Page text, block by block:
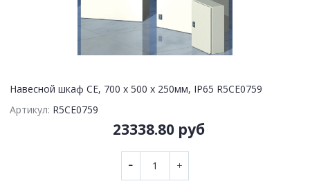
Навесной шкаф CE, 700 x 500 x 250мм, IP65 R5CE0759
Артикул: R5CE0759
23338.80 руб